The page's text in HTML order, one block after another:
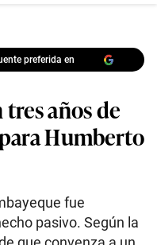
preferida en
años de
Humberto
fue
pasivo. Según la